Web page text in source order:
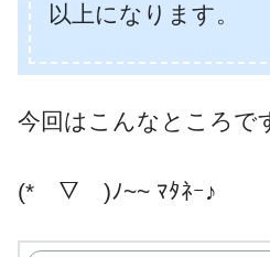
以上になります。
今回はこんなところで
(*￣▽￣)ﾉ~~ ﾏﾀﾈｰ♪